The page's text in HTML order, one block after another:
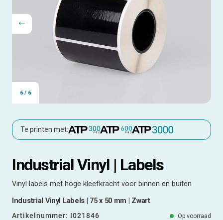
6/ 6
Te printen met:
Industrial Vinyl | Labels
Vinyl labels met hoge kleefkracht voor binnen en buiten
Industrial Vinyl Labels | 75 x 50 mm | Zwart
Artikelnummer: I021846 Op voorraad